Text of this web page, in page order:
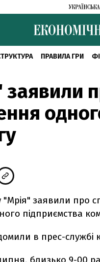
ПРАВИЛА ГРИ
заявили
"Мрія" заявили про
підприємства
в прес-службі